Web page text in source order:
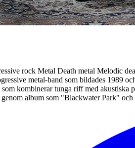
rock Metal Death metal Melodic
metal-band som bildades 1989
kombinerar tunga riff med akustiska
album som "Blackwater Park"